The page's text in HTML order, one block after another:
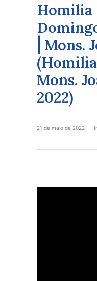
Homilia
⎜Mons.
Mons.
2022)
21 de maio de 2022